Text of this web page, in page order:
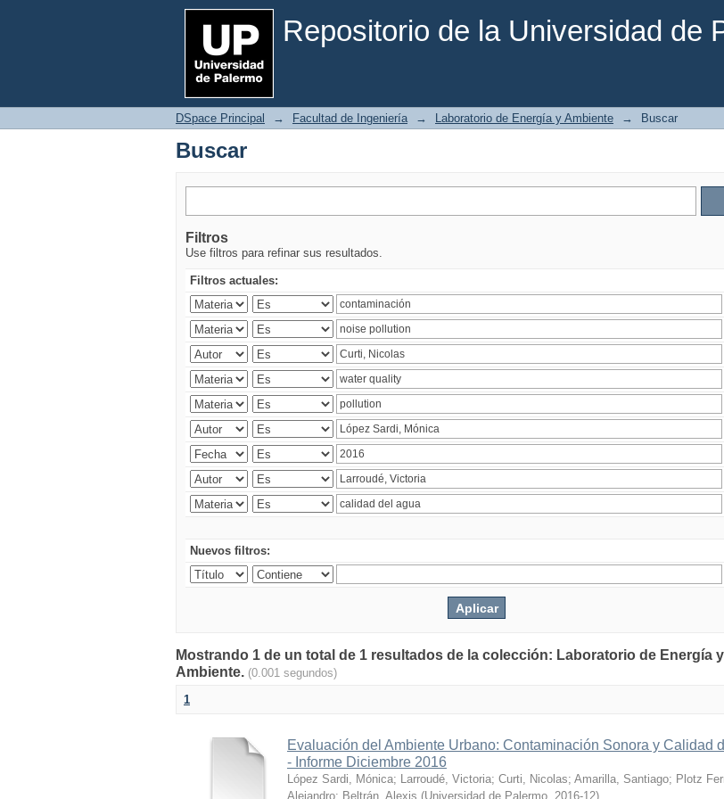
Repositorio de la Universidad de
Buscar
DSpace Principal → Facultad de Ingeniería → Laboratorio de Energía y Ambiente → Buscar
Buscar
Filtros
Use filtros para refinar sus resultados.
Filtros actuales:
Nuevos filtros:
Mostrando 1 de un total de 1 resultados de la colección: Laboratorio de Energía y
Ambiente. (0.001 segundos)
1
Evaluación del Ambiente Urbano: Contaminación Sonora y Calidad
- Informe Diciembre 2016
López Sardi, Mónica; Larroudé, Victoria; Curti, Nicolas; Amarilla, Santiago; Plotz
Alejandro; Beltrán, Alexis (Universidad de Palermo 2016-12)